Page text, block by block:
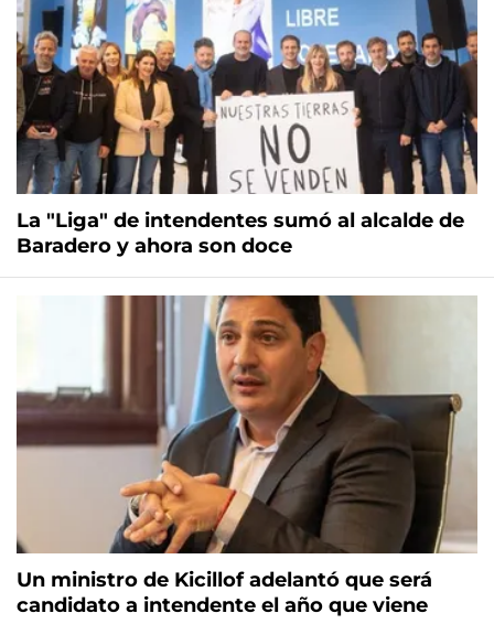
La "Liga" de intendentes sumó al alcalde de
Baradero y ahora son doce
Un ministro de Kicillof adelantó que será
candidato a intendente el año que viene